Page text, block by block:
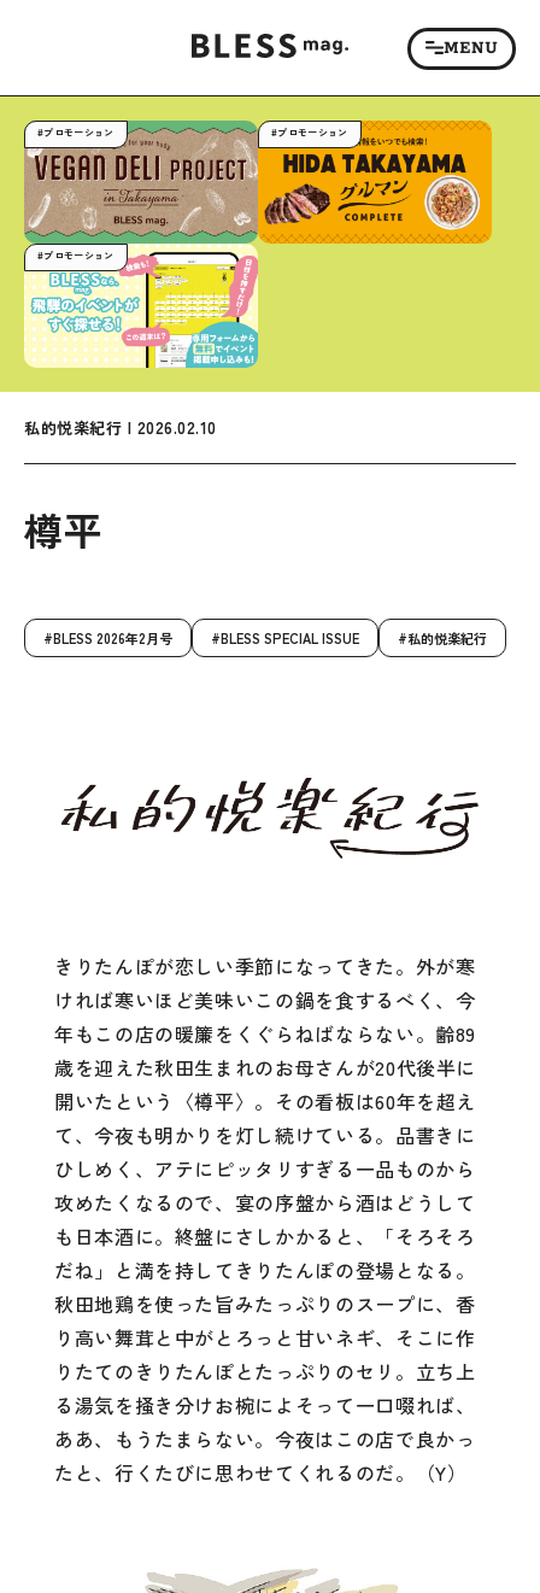
#プロモーション #プロモーション
#プロモーション
私的悦楽紀行 | 2026.02.10
樽平
BLESS 2026年2月号 BLESS SPECIAL ISSUE 私的悦楽紀行
きりたんぽが恋しい季節になってきた。外が寒
ければ寒いほど美味いこの鍋を食するべく、今
年もこの店の暖簾をくぐらねばならない。齢89
歳を迎えた秋田生まれのお母さんが20代後半に
開いたという〈樽平〉。その看板は60年を超え
て、今夜も明かりを灯し続けている。品書きに
ひしめく、アテにピッタリすぎる一品ものから
攻めたくなるので、宴の序盤から酒はどうして
も日本酒に。終盤にさしかかると、「そろそろ
だね」と満を持してきりたんぽの登場となる。
秋田地鶏を使った旨みたっぷりのスープに、香
り高い舞茸と中がとろっと甘いネギ、そこに作
りたてのきりたんぽとたっぷりのセリ。立ち上
る湯気を掻き分けお椀によそって一口啜れば、
ああ、もうたまらない。今夜はこの店で良かっ
たと、行くたびに思わせてくれるのだ。（Y）